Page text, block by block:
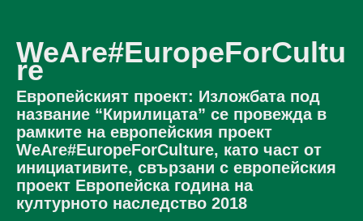
WeAre#EuropeForCultu
re
Европейският проект: Изложбата под
название “Кирилицата” се провежда в
рамките на европейския проект
WeAre#EuropeForCulture, като част от
инициативите, свързани с европейския
проект Европейска година на
културното наследство 2018